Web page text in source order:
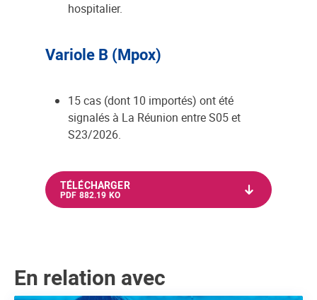
hospitalier.
Variole B (Mpox)
15 cas (dont 10 importés) ont été
signalés à La Réunion entre S05 et
S23/2026.
TÉLÉCHARGER
PDF 882.19 KO
En relation avec